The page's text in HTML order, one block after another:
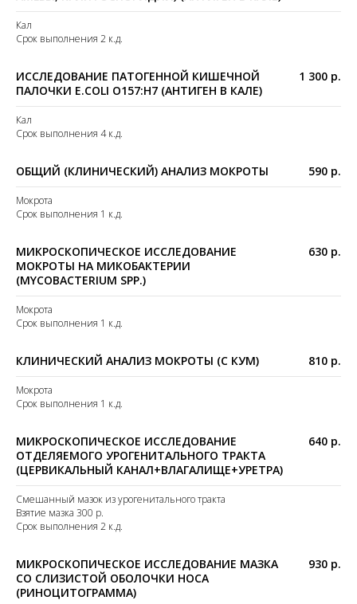
Кал
Срок выполнения 2 к.д.
ИССЛЕДОВАНИЕ ПАТОГЕННОЙ КИШЕЧНОЙ
ПАЛОЧКИ E.COLI O157:H7 (АНТИГЕН В КАЛЕ)
1 300 р.
Кал
Срок выполнения 4 к.д.
ОБЩИЙ (КЛИНИЧЕСКИЙ) АНАЛИЗ МОКРОТЫ 590 р.
Мокрота
Срок выполнения 1 к.д.
МИКРОСКОПИЧЕСКОЕ ИССЛЕДОВАНИЕ
МОКРОТЫ НА МИКОБАКТЕРИИ
(MYCOBACTERIUM SPP.)
630 р.
Мокрота
Срок выполнения 1 к.д.
КЛИНИЧЕСКИЙ АНАЛИЗ МОКРОТЫ (С КУМ) 810 р.
Мокрота
Срок выполнения 1 к.д.
МИКРОСКОПИЧЕСКОЕ ИССЛЕДОВАНИЕ
ОТДЕЛЯЕМОГО УРОГЕНИТАЛЬНОГО ТРАКТА
(ЦЕРВИКАЛЬНЫЙ КАНАЛ+ВЛАГАЛИЩЕ+УРЕТРА)
640 р.
Смешанный мазок из урогенитального тракта
Взятие мазка 300 р.
Срок выполнения 2 к.д.
МИКРОСКОПИЧЕСКОЕ ИССЛЕДОВАНИЕ МАЗКА
СО СЛИЗИСТОЙ ОБОЛОЧКИ НОСА
(РИНОЦИТОГРАММА)
930 р.